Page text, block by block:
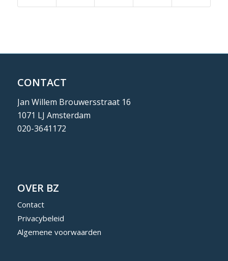
CONTACT
Jan Willem Brouwersstraat 16
1071 LJ Amsterdam
020-3641172
OVER BZ
Contact
Privacybeleid
Algemene voorwaarden